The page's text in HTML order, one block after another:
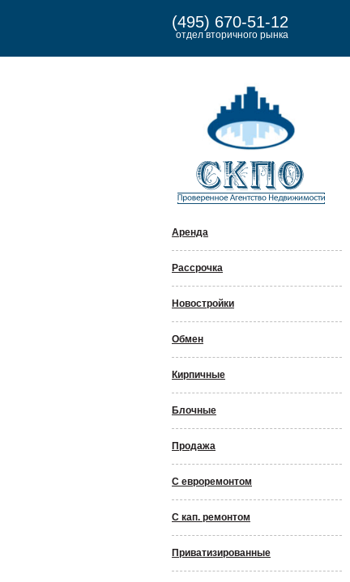
(495) 670-51-12
отдел вторичного рынка
Аренда
Рассрочка
Новостройки
Обмен
Кирпичные
Блочные
Продажа
С евроремонтом
С кап. ремонтом
Приватизированные